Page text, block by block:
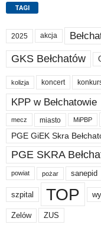
TAGI
2025 akcja
GKS Bełchatów
kolizja koncert
KPP w Bełchatowie
mecz miasto MiPBP
PGE GiEK Skra
PGE SKRA
powiat pożar sanepid
szpital TOP
Zelów ZUS